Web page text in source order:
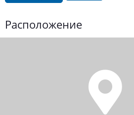
Расположение